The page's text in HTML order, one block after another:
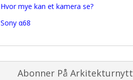
Hvor mye kan et kamera se?
Sony α68
Abonner På Arkitekturnytt